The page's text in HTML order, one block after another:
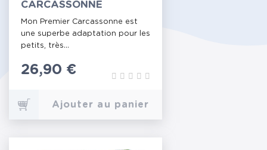
CARCASSONNE
Mon Premier Carcassonne est
une superbe adaptation pour les
petits, très...
Prix
26,90 €
Ajouter au panier